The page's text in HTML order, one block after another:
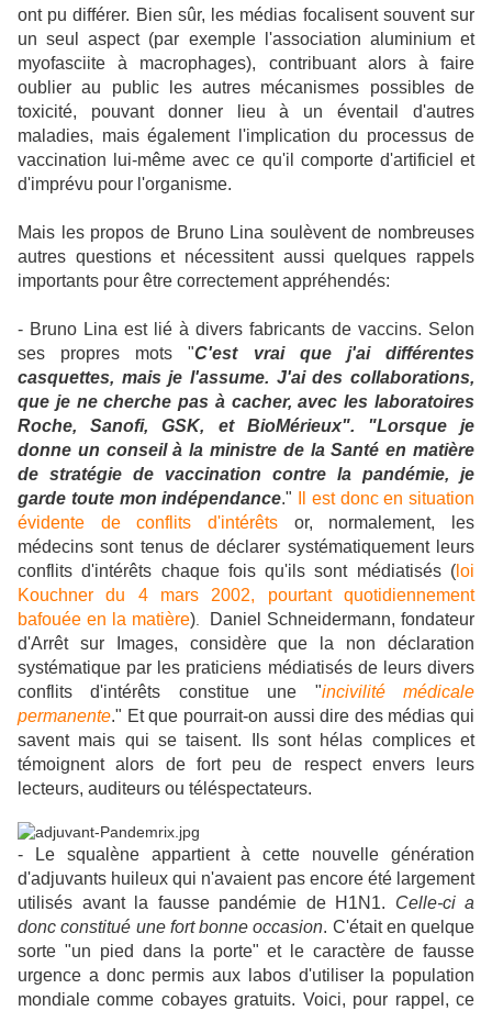
ont pu différer. Bien sûr, les médias focalisent souvent sur
un seul aspect (par exemple l'association aluminium et
myofasciite à macrophages), contribuant alors à faire
oublier au public les autres mécanismes possibles de
toxicité, pouvant donner lieu à un éventail d'autres
maladies, mais également l'implication du processus de
vaccination lui-même avec ce qu'il comporte d'artificiel et
d'imprévu pour l'organisme.
Mais les propos de Bruno Lina soulèvent de nombreuses
autres questions et nécessitent aussi quelques rappels
importants pour être correctement appréhendés:
- Bruno Lina est lié à divers fabricants de vaccins. Selon
ses propres mots"C'est vrai que j'ai différentes
casquettes, mais je l'assume. J'ai des collaborations,
que je ne cherche pas à cacher, avec les laboratoires
Roche, Sanofi, GSK, et BioMérieux". "Lorsque je
donne un conseil à la ministre de la Santé en matière
de stratégie de vaccination contre la pandémie, je
garde toute mon indépendance."
Il est donc en situation
évidente de conflits d'intérêts or, normalement, les
médecins sont tenus de déclarer systématiquement leurs
conflits d'intérêts chaque fois qu'ils sont médiatisés ( loi
Kouchner du 4 mars 2002, pourtant quotidiennement
bafouée en la matière).
Daniel Schneidermann, fondateur
d'Arrêt sur Images, considère que la non déclaration
systématique par les praticiens médiatisés de leurs divers
conflits d'intérêts constitue une "incivilité médicale
permanente." Et que pourrait-on aussi dire des médias qui
savent mais qui se taisent. Ils sont hélas complices et
témoignent alors de fort peu de respect envers leurs
lecteurs, auditeurs ou téléspectateurs.
- Le squalène appartient à cette nouvelle génération
d'adjuvants huileux qui n'avaient pas encore été largement
utilisés avant la fausse pandémie de H1N1. Celle-ci a
donc constitué une fort bonne occasion. C'était en quelque
sorte "un pied dans la porte" et le caractère de fausse
urgence a donc permis aux labos d'utiliser la population
mondiale comme cobayes gratuits. Voici, pour rappel, ce